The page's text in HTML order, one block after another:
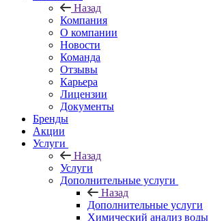
Назад
Компания
О компании
Новости
Команда
Отзывы
Карьера
Лицензии
Документы
Бренды
Акции
Услуги
Назад
Услуги
Дополнительные услуги
Назад
Дополнительные услуги
Химический анализ воды